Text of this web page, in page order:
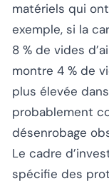
matériels qui
exemple, si la
8 % de vides
montre 4 % de
plus élevée
probablement
désenrobage
Le cadre
spécifie des